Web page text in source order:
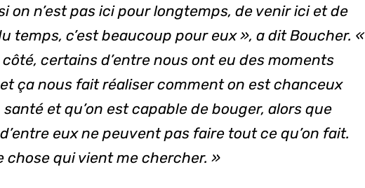
on n’est pas ici pour longtemps, de venir ici et de
temps, c’est beaucoup pour eux », a dit Boucher. «
certains d’entre nous ont eu des moments
ça nous fait réaliser comment on est chanceux
santé et qu’on est capable de bouger, alors que
eux ne peuvent pas faire tout ce qu’on fait.
chose qui vient me chercher. »